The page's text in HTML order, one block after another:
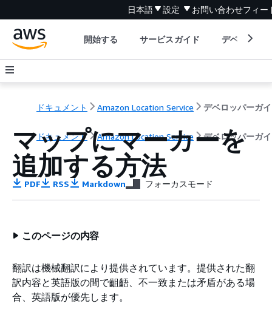
日本語 設定 お問い合わせフィー
開始する サービスガイド デベロッパ
ドキュメント Amazon Location Service デベロッパーガ
ドキュメント Amazon Location Service デベロッパーガ
マップにマーカーを
追加する方法
PDF RSS Markdown フォーカスモード
このページの内容
翻訳は機械翻訳により提供されています。提供された翻
訳内容と英語版の間で齟齬、不一致または矛盾がある場
合、英語版が優先します。